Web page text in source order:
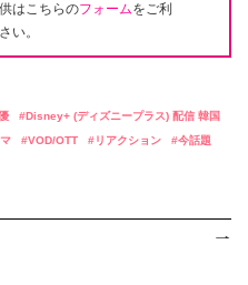
はこちらのフォームをご利
い。
Disney+ (ディズニープラス) 配信 韓国
VOD/OTT リアクション
今話題